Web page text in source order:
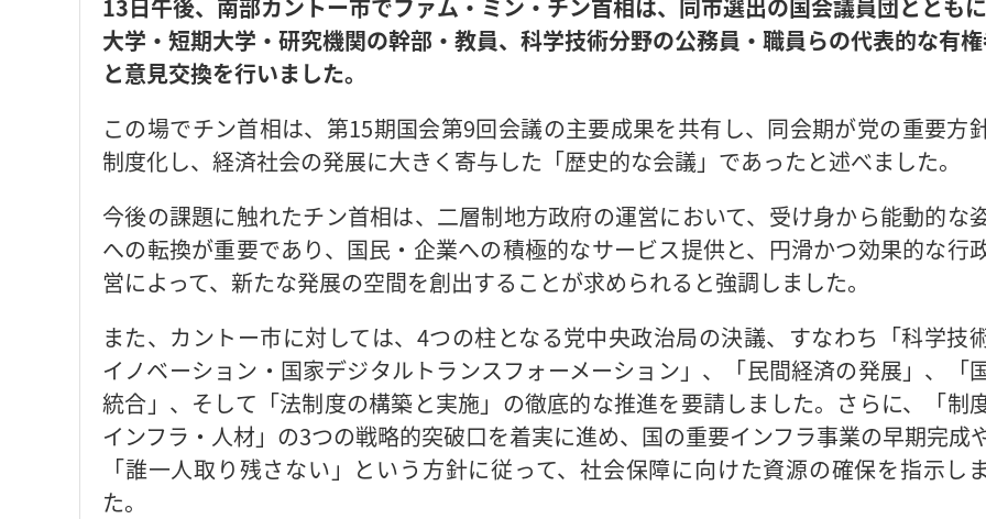
13日午後、南部カントー市でファム・ミン・チン首相は、同市選出の国会議員団ととも
大学・短期大学・研究機関の幹部・教員、科学技術分野の公務員・職員らの代表的な有
と意見交換を行いました。
この場でチン首相は、第15期国会第9回会議の主要成果を共有し、同会期が党の重要方
制度化し、経済社会の発展に大きく寄与した「歴史的な会議」であったと述べました。
今後の課題に触れたチン首相は、二層制地方政府の運営において、受け身から能動的な
への転換が重要であり、国民・企業への積極的なサービス提供と、円滑かつ効果的な行
営によって、新たな発展の空間を創出することが求められると強調しました。
また、カントー市に対しては、4つの柱となる党中央政治局の決議、すなわち「科学技
イノベーション・国家デジタルトランスフォーメーション」、「民間経済の発展」、「
統合」、そして「法制度の構築と実施」の徹底的な推進を要請しました。さらに、「制
インフラ・人材」の3つの戦略的突破口を着実に進め、国の重要インフラ事業の早期完成
「誰一人取り残さない」という方針に従って、社会保障に向けた資源の確保を指示し
た。